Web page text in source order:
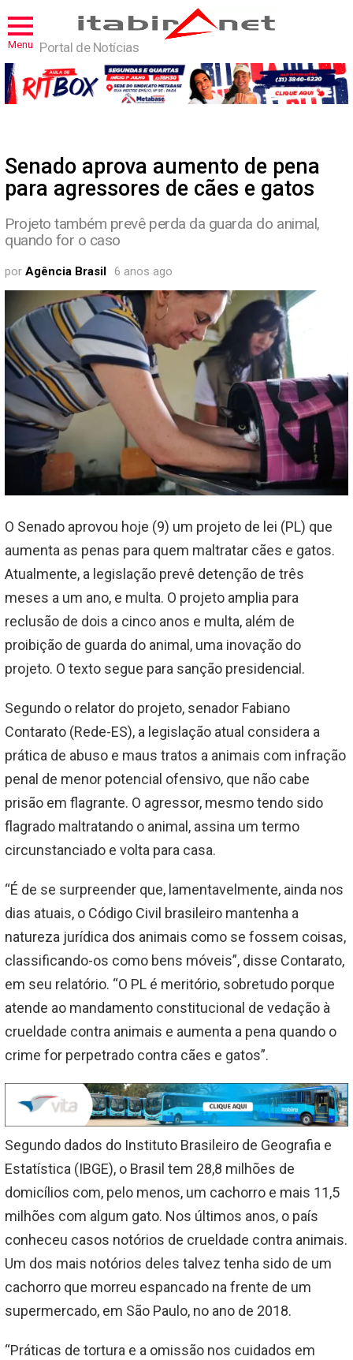
Menu Portal de Notícias
Senado aprova aumento de pena
para agressores de cães e gatos
Projeto também prevê perda da guarda do animal,
quando for o caso
por Agência Brasil 6 anos ago
O Senado aprovou hoje (9) um projeto de lei (PL) que
aumenta as penas para quem maltratar cães e gatos.
Atualmente, a legislação prevê detenção de três
meses a um ano, e multa. O projeto amplia para
reclusão de dois a cinco anos e multa, além de
proibição de guarda do animal, uma inovação do
projeto. O texto segue para sanção presidencial.
Segundo o relator do projeto, senador Fabiano
Contarato (Rede-ES), a legislação atual considera a
prática de abuso e maus tratos a animais com infração
penal de menor potencial ofensivo, que não cabe
prisão em flagrante. O agressor, mesmo tendo sido
flagrado maltratando o animal, assina um termo
circunstanciado e volta para casa.
“É de se surpreender que, lamentavelmente, ainda nos
dias atuais, o Código Civil brasileiro mantenha a
natureza jurídica dos animais como se fossem coisas,
classificando-os como bens móveis”, disse Contarato,
em seu relatório. “O PL é meritório, sobretudo porque
atende ao mandamento constitucional de vedação à
crueldade contra animais e aumenta a pena quando o
crime for perpetrado contra cães e gatos”.
Segundo dados do Instituto Brasileiro de Geografia e
Estatística (IBGE), o Brasil tem 28,8 milhões de
domicílios com, pelo menos, um cachorro e mais 11,5
milhões com algum gato. Nos últimos anos, o país
conheceu casos notórios de crueldade contra animais.
Um dos mais notórios deles talvez tenha sido de um
cachorro que morreu espancado na frente de um
supermercado, em São Paulo, no ano de 2018.
“Práticas de tortura e a omissão nos cuidados em